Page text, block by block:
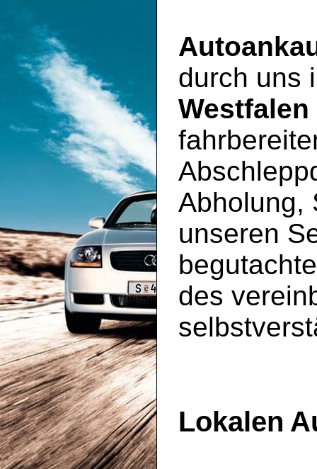
durch uns
Westfalen
Abholung,
unseren
des
Lokalen